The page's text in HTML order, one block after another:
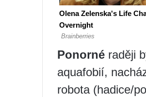
Ponorné raději
aquafobií,
robota (hadice/